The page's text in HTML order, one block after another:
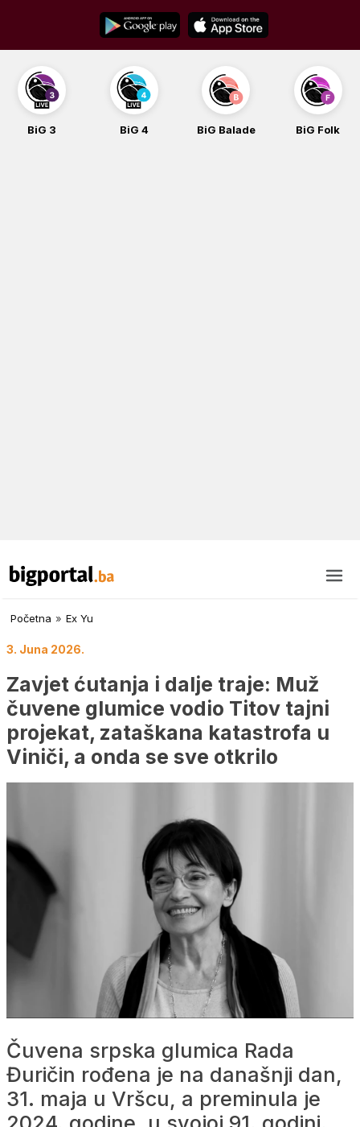
content
BiG 4 BiG Balade BiG Folk BiG iG
Početna » Ex Yu
3. Juna 2026.
Zavjet ćutanja i dalje traje: Muž
čuvene glumice vodio Titov tajni
projekat, zataškana katastrofa u
Viniči, a onda se sve otkrilo
Čuvena srpska glumica Rada
Đuričin rođena je na današnji dan,
31. maja u Vršcu, a preminula je